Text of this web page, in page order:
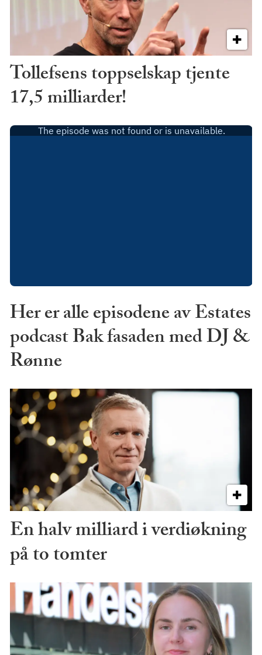
Tollefsens toppselskap tjente
17,5 milliarder!
Her er alle episodene av Estates
podcast Bak fasaden med DJ &
Rønne
En halv milliard i verdiøkning
på to tomter